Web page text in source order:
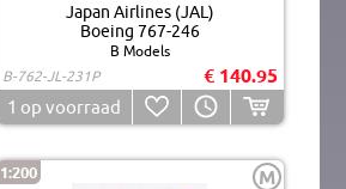
Japan Airlines (JAL)
Boeing 767-246
B Models
B-762-JL-231P
€ 140.95
1 op voorraad
1:200 M